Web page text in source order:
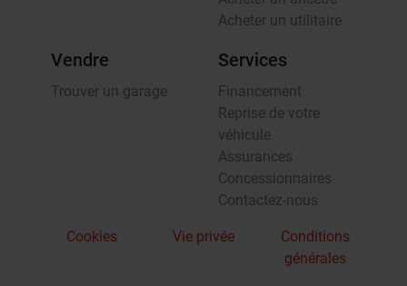
Acheter un utilitaire
Vendre
Trouver un garage
Services
Financement
Reprise de votre
véhicule
Assurances
Concessionnaires
Contactez-nous
Cookies Vie privée
Conditions
générales